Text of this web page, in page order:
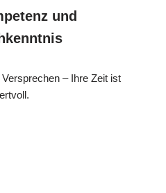
und
– Ihre Zeit ist